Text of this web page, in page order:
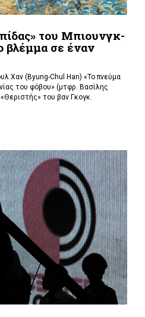
του Μπιουνγκ-
σε έναν
Χαν (Byung-Chul Han) «Το πνεύμα
του φόβου» (μτφρ. Βασίλης
του βαν Γκογκ.